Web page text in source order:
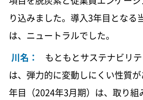
り込みました。導入3年目となる
は、ニュートラルでした。
川名：
もともとサステナビリ
は、弾力的に変動しにくい性質
年目（2024年3月期）は、取り